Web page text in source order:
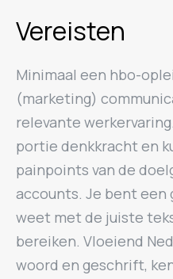
Vereisten
Minimaal een hbo-
(marketing)
relevante
portie denkkracht en
painpoints van de
accounts. Je bent
weet met de juiste
bereiken. Vloeiend
woord en geschrift,